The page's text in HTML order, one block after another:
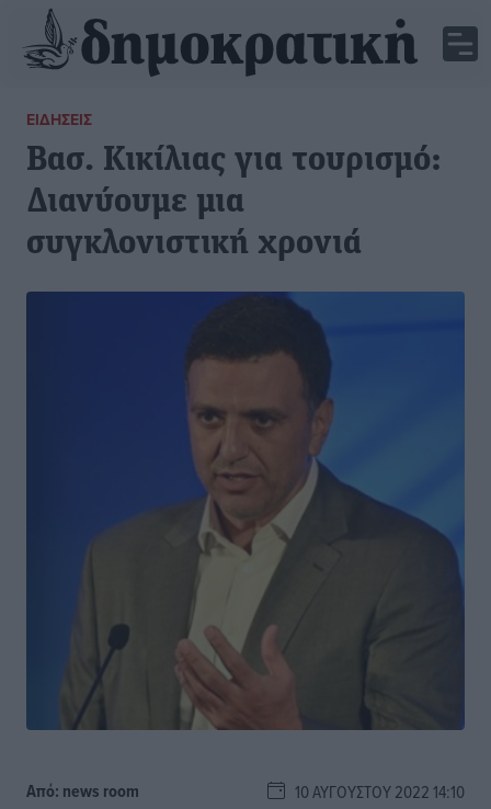
ΕΙΔΉΣΕΙΣ
Βασ. Κικίλιας για τουρισμό:
Διανύουμε μια
συγκλονιστική χρονιά
Από: news room 10 ΑΥΓΟΎΣΤΟΥ 2022 14:10